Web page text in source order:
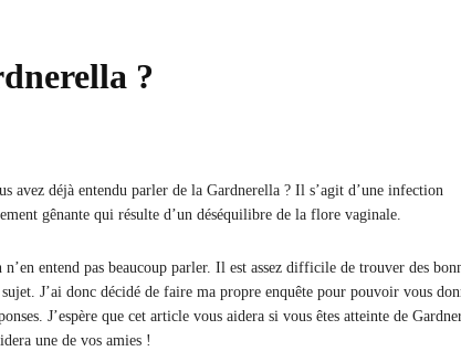
?
avez déjà entendu parler de la Gardnerella ? Il s’agit d’une infection
gênante qui résulte d’un déséquilibre de la flore vaginale.
n’en entend pas beaucoup parler. Il est assez difficile de trouver des
J’ai donc décidé de faire ma propre enquête pour pouvoir vous
J’espère que cet article vous aidera si vous êtes atteinte de
une de vos amies !